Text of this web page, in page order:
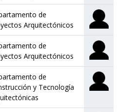
de
Arquitectónicos
de
Arquitectónicos
de
y Tecnología